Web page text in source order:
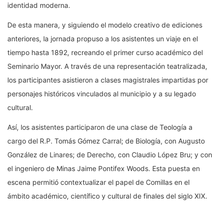
identidad moderna.
De esta manera, y siguiendo el modelo creativo de ediciones
anteriores, la jornada propuso a los asistentes un viaje en el
tiempo hasta 1892, recreando el primer curso académico del
Seminario Mayor. A través de una representación teatralizada,
los participantes asistieron a clases magistrales impartidas por
personajes históricos vinculados al municipio y a su legado
cultural.
Así, los asistentes participaron de una clase de Teología a
cargo del R.P. Tomás Gómez Carral; de Biología, con Augusto
González de Linares; de Derecho, con Claudio López Bru; y con
el ingeniero de Minas Jaime Pontifex Woods. Esta puesta en
escena permitió contextualizar el papel de Comillas en el
ámbito académico, científico y cultural de finales del siglo XIX.